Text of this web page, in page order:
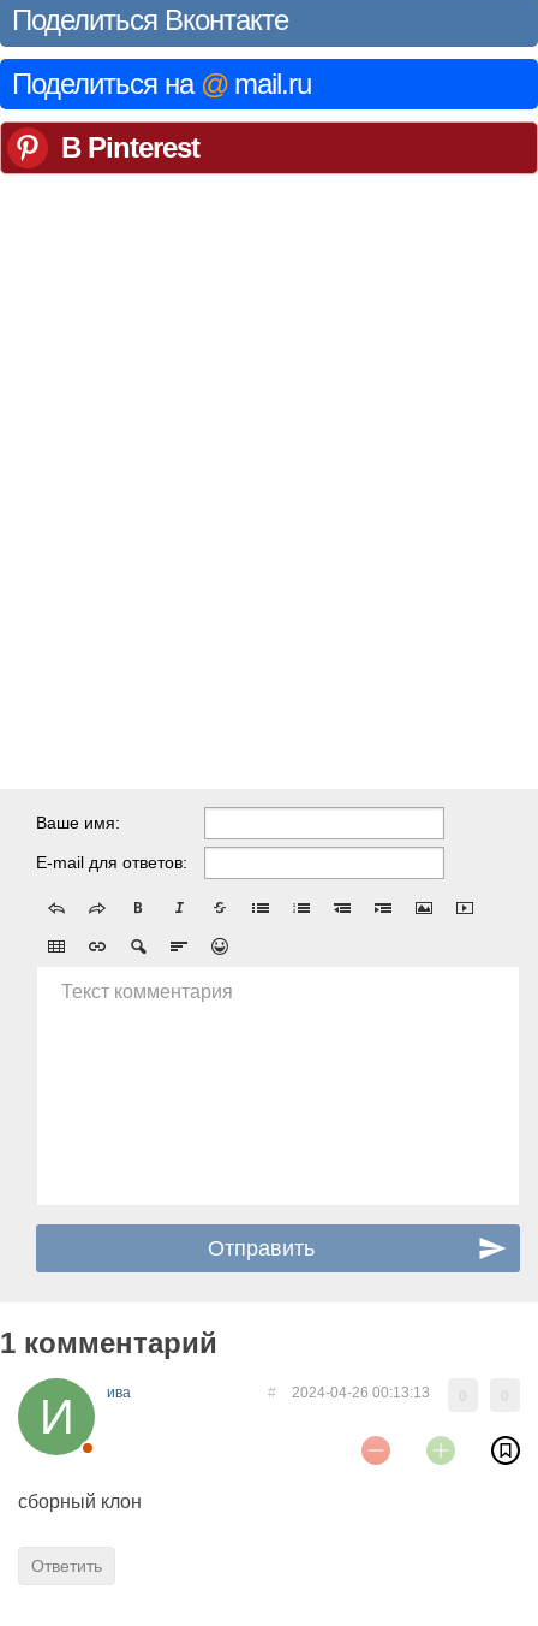
Поделиться Вконтакте
Поделиться на @ mail.ru
В Pinterest
Ваше имя:
E-mail для ответов:
Текст комментария
1 комментарий
ива 2024-04-26 00:13:13
#
сборный клон
Ответить